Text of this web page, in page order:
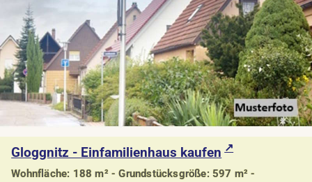
Gloggnitz - Einfamilienhaus kaufen
Wohnfläche: 188 m² - Grundstücksgröße: 597 m² -